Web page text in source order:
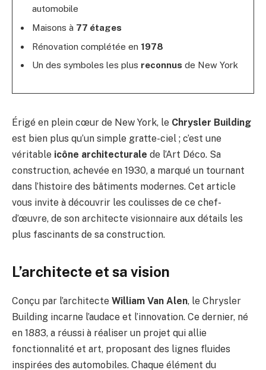
automobile
Maisons à 77 étages
Rénovation complétée en 1978
Un des symboles les plus reconnus de New York
Érigé en plein cœur de New York, le Chrysler Building
est bien plus qu’un simple gratte-ciel ; c’est une
véritable icône architecturale de l’Art Déco. Sa
construction, achevée en 1930, a marqué un tournant
dans l’histoire des bâtiments modernes. Cet article
vous invite à découvrir les coulisses de ce chef-
d’œuvre, de son architecte visionnaire aux détails les
plus fascinants de sa construction.
L’architecte et sa vision
Conçu par l’architecte William Van Alen, le Chrysler
Building incarne l’audace et l’innovation. Ce dernier, né
en 1883, a réussi à réaliser un projet qui allie
fonctionnalité et art, proposant des lignes fluides
inspirées des automobiles. Chaque élément du